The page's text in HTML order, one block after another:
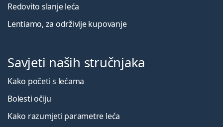
Redovito slanje leća
Lentiamo, za održivije kupovanje
Savjeti naših stručnjaka
Kako početi s lećama
Bolesti očiju
Kako razumjeti parametre leća